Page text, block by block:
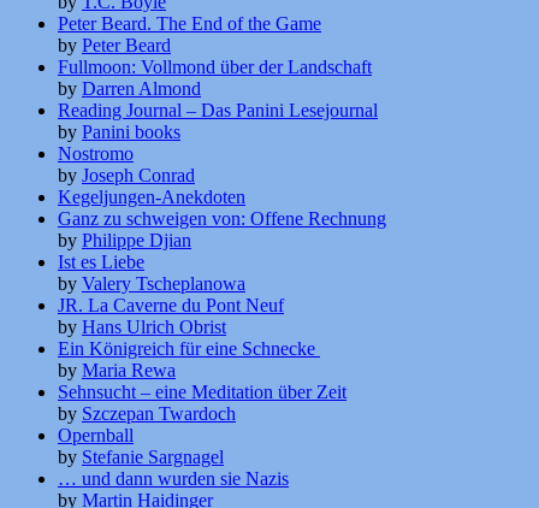
Peter Beard. The End of the Game
by Peter Beard
Fullmoon: Vollmond über der Landschaft
by Darren Almond
Reading Journal – Das Panini Lesejournal
by Panini books
Nostromo
by Joseph Conrad
Kegeljungen-Anekdoten
Ganz zu schweigen von: Offene Rechnung
by Philippe Djian
Ist es Liebe
by Valery Tscheplanowa
JR. La Caverne du Pont Neuf
by Hans Ulrich Obrist
Ein Königreich für eine Schnecke
by Maria Rewa
Sehnsucht – eine Meditation über Zeit
by Szczepan Twardoch
Opernball
by Stefanie Sargnagel
… und dann wurden sie Nazis
by Martin Haidinger